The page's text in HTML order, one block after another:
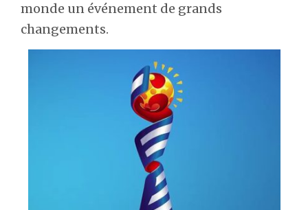
monde un événement de grands
changements.